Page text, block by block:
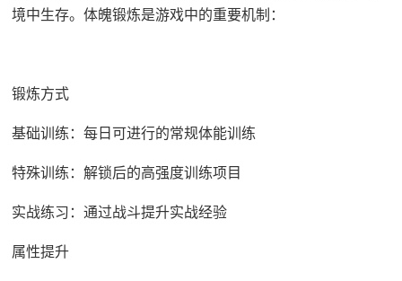
境中生存。体魄锻炼是游戏中的重要机制：
锻炼方式
基础训练：每日可进行的常规体能训练
特殊训练：解锁后的高强度训练项目
实战练习：通过战斗提升实战经验
属性提升